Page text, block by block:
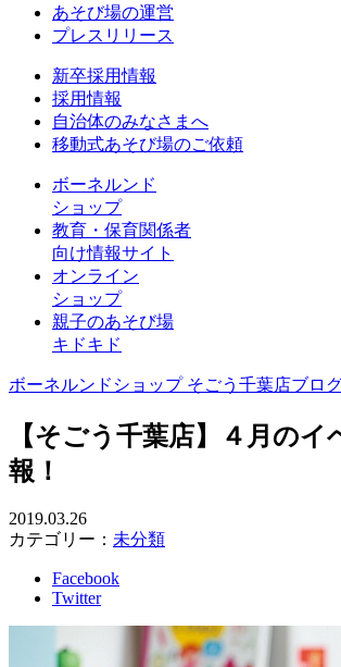
あそび場の運営
プレスリリース
新卒採用情報
採用情報
自治体のみなさまへ
移動式あそび場のご依頼
ボーネルンド
ショップ
教育・保育関係者
向け情報サイト
オンライン
ショップ
親子のあそび場
キドキド
ボーネルンドショップ そごう千葉店ブロ
【そごう千葉店】４月のイ
報！
2019.03.26
カテゴリー： 未分類
Facebook
Twitter